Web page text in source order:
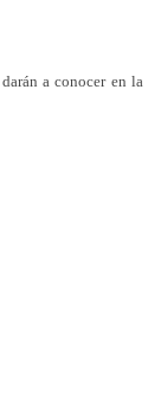
a conocer en la